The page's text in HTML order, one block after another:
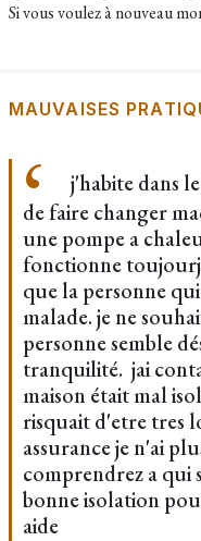
Si vous voulez à nouveau
MAUVAISES
j'habite dans
de faire changer
une pompe a
fonctionne
que la personne
malade. je ne
personne semble
tranquilité. jai
maison était mal
risquait d'etre tres
assurance je n'ai
comprendrez a qui
bonne isolation
aide